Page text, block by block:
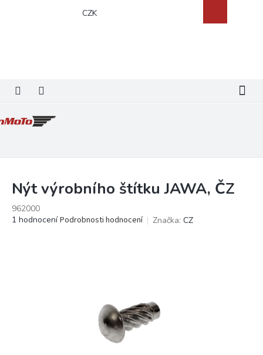
CZK
košík
Nýt výrobního štítku JAWA, ČZ
962000
Průměrné
1 hodnocení Podrobnosti hodnocení Značka: CZ